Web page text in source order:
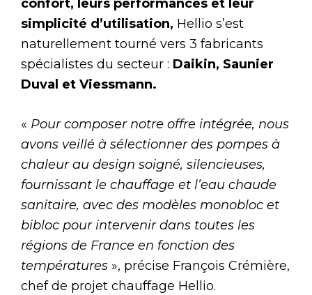
confort, leurs performances et leur
simplicité d’utilisation, Hellio s’est
naturellement tourné vers 3 fabricants
spécialistes du secteur : Daikin, Saunier
Duval et Viessmann.
« Pour composer notre offre intégrée, nous
avons veillé à sélectionner des pompes à
chaleur au design soigné, silencieuses,
fournissant le chauffage et l’eau chaude
sanitaire, avec des modèles monobloc et
bibloc pour intervenir dans toutes les
régions de France en fonction des
températures », précise François Crémière,
chef de projet chauffage Hellio.